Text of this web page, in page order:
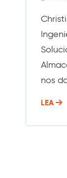
nos
LEA